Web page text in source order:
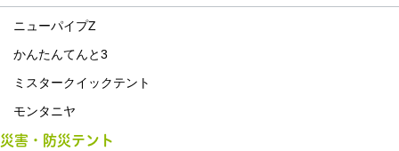
ニューパイプZ
かんたんてんと3
ミスタークイックテント
モンタニヤ
災害・防災テント